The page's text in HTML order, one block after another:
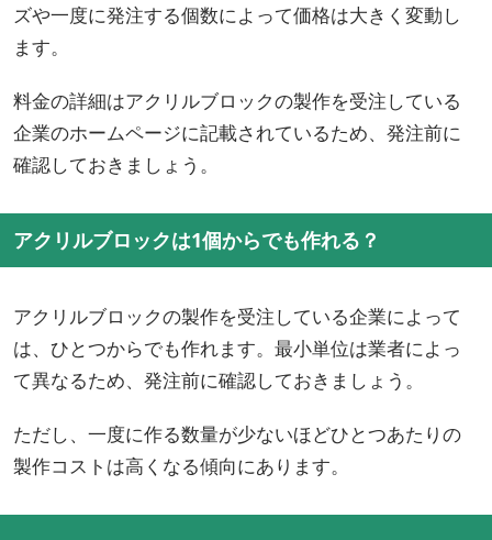
ズや一度に発注する個数によって価格は大きく変動し
ます。
料金の詳細はアクリルブロックの製作を受注している
企業のホームページに記載されているため、発注前に
確認しておきましょう。
アクリルブロックは1個からでも作れる？
アクリルブロックの製作を受注している企業によって
は、ひとつからでも作れます。最小単位は業者によっ
て異なるため、発注前に確認しておきましょう。
ただし、一度に作る数量が少ないほどひとつあたりの
製作コストは高くなる傾向にあります。